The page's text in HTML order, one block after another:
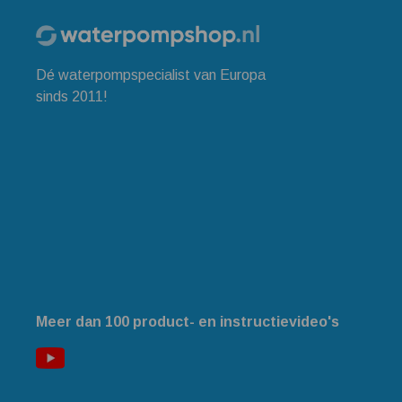
Dé waterpompspecialist van Europa
sinds 2011!
Meer dan 100 product- en instructievideo's